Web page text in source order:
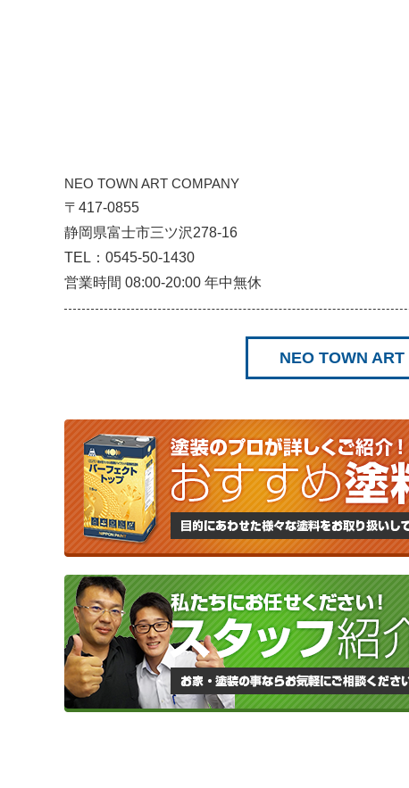
NEO TOWN ART COMPANY
〒417-0855
静岡県富士市三ツ沢278-16
TEL：0545-50-1430
営業時間 08:00-20:00 年中無休
NEO TOWN